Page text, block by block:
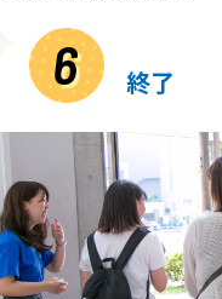
6 終了